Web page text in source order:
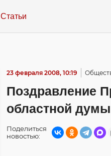
Статьи
23 февраля 2008, 10:19
Поздравление
областной
Поделиться
новостью: